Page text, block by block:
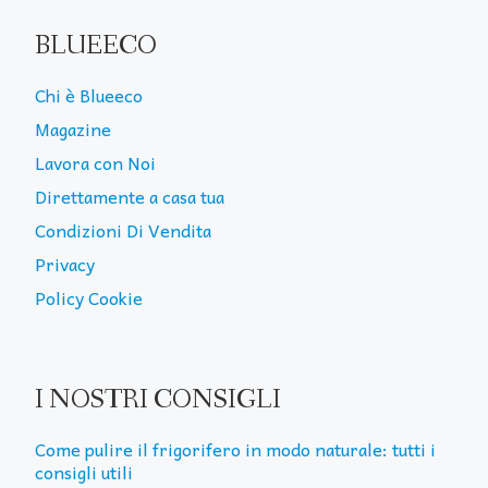
BLUEECO
Chi è Blueeco
Magazine
Lavora con Noi
Direttamente a casa tua
Condizioni Di Vendita
Privacy
Policy Cookie
I NOSTRI CONSIGLI
Come pulire il frigorifero in modo naturale: tutti i
consigli utili